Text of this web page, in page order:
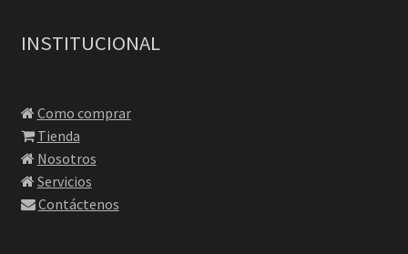
INSTITUCIONAL
Como comprar
Tienda
Nosotros
Servicios
Contáctenos